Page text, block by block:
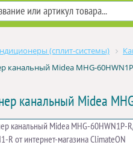
(сплит-системы)
канальный Midea MHG-
канальный Midea